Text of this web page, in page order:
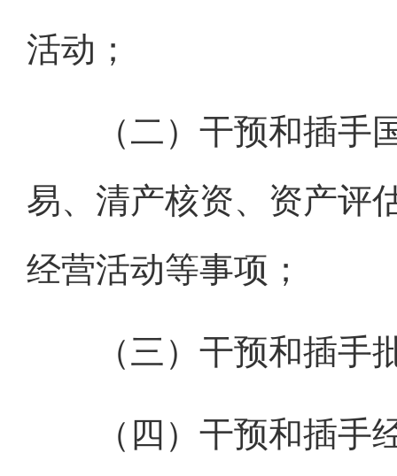
活动；
（二）干预和插手国
易、清产核资、资产评
经营活动等事项；
（三）干预和插手批
（四）干预和插手